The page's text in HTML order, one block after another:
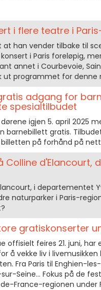
i flere teatre i
han vender tilbake til
i Paris foreløpig,
annet i Courbevoie,
ut programmet for denne
adgang for
spesialtilbudet
igjen 5. april 2025
barnebillett gratis.
på forhånd på
Colline d'Elancourt,
i departementet
naturparker i Paris-
gratiskonserter
offisielt feires 21. juni,
å vekke liv i
Fra Paris til Enghien-
Seine... Fokus på de
France-regionen under